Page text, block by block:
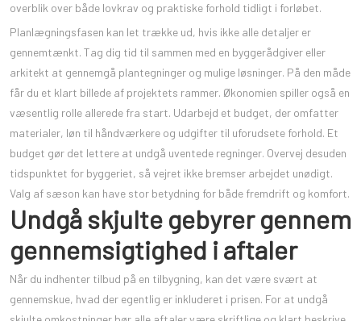
overblik over både lovkrav og praktiske forhold tidligt i forløbet.
Planlægningsfasen kan let trække ud, hvis ikke alle detaljer er
gennemtænkt. Tag dig tid til sammen med en byggerådgiver eller
arkitekt at gennemgå plantegninger og mulige løsninger. På den måde
får du et klart billede af projektets rammer. Økonomien spiller også en
væsentlig rolle allerede fra start. Udarbejd et budget, der omfatter
materialer, løn til håndværkere og udgifter til uforudsete forhold. Et
budget gør det lettere at undgå uventede regninger. Overvej desuden
tidspunktet for byggeriet, så vejret ikke bremser arbejdet unødigt.
Valg af sæson kan have stor betydning for både fremdrift og komfort.
Undgå skjulte gebyrer gennem
gennemsigtighed i aftaler
Når du indhenter tilbud på en tilbygning, kan det være svært at
gennemskue, hvad der egentlig er inkluderet i prisen. For at undgå